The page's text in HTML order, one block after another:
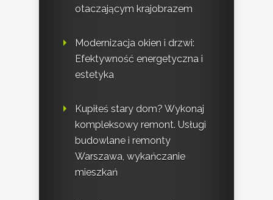
otaczającym krajobrazem
Modernizacja okien i drzwi:
Efektywność energetyczna i
estetyka
Kupiłeś stary dom? Wykonaj
kompleksowy remont. Usługi
budowlane i remonty
Warszawa, wykańczanie
mieszkań